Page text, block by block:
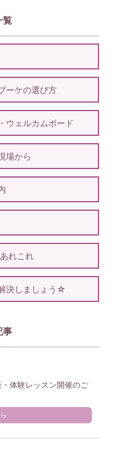
覧
ーケの選び方
ウェルカムボード
場から
れこれ
決しましょう☆
事
体験レッスン開催のご